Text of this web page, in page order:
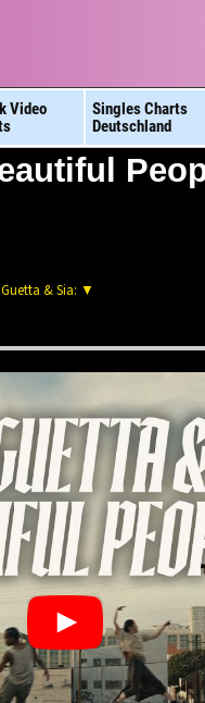
Video
Singles Charts
Deutschland
& Sia: ▼